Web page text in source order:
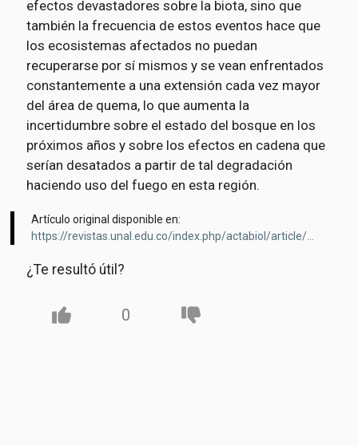
efectos devastadores sobre la biota, sino que
también la frecuencia de estos eventos hace que
los ecosistemas afectados no puedan
recuperarse por sí mismos y se vean enfrentados
constantemente a una extensión cada vez mayor
del área de quema, lo que aumenta la
incertidumbre sobre el estado del bosque en los
próximos años y sobre los efectos en cadena que
serían desatados a partir de tal degradación
haciendo uso del fuego en esta región.
Artículo original disponible en:
https://revistas.unal.edu.co/index.php/actabiol/article/view/72435
¿Te resultó útil?
0